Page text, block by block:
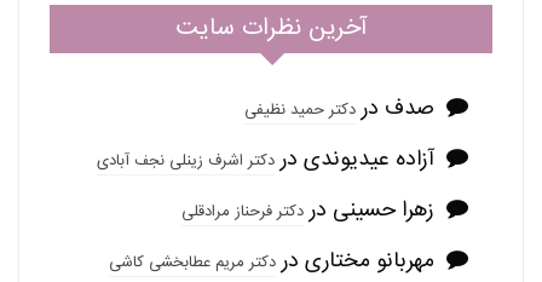
آخرین نظرات سایت
صدف دردکتر حمید نظیفی
آزاده عیدیوندی دردکتر اشرف زینلی نجف آبادی
زهرا حسینی دردکتر فرحناز مرادقلی
مهربانو مختاری دردکتر مریم عطابخشی کاشی